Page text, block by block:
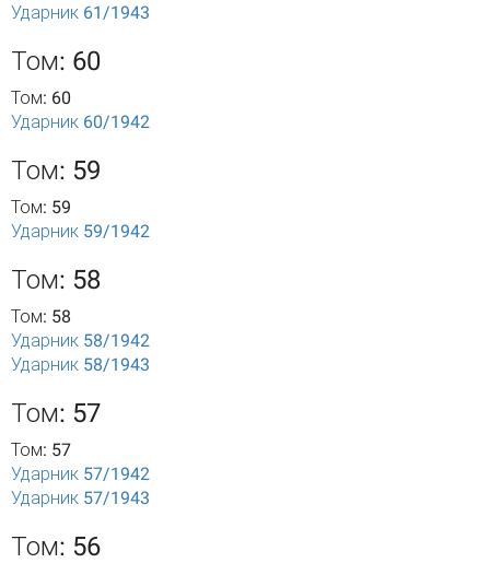
Ударник 61/1943
Том: 60
Том: 60
Ударник 60/1942
Том: 59
Том: 59
Ударник 59/1942
Том: 58
Том: 58
Ударник 58/1942
Ударник 58/1943
Том: 57
Том: 57
Ударник 57/1942
Ударник 57/1943
Том: 56